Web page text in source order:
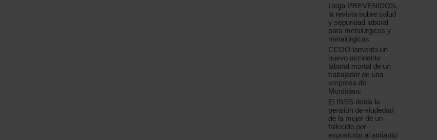
Llega PREVENIDOS,
la revista sobre salud
y seguridad laboral
para metalúrgicos y
metalúrgicas
CCOO lamenta un
nuevo accidente
laboral mortal de un
trabajador de una
empresa de
Montblanc
El INSS dobla la
pensión de viudedad
de la mujer de un
fallecido por
exposición al amianto